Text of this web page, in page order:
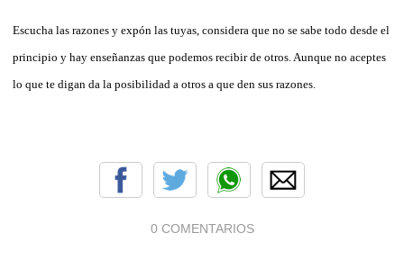
Escucha las razones y expón las tuyas, considera que no se sabe todo desde el
principio y hay enseñanzas que podemos recibir de otros. Aunque no aceptes
lo que te digan da la posibilidad a otros a que den sus razones.
0 COMENTARIOS